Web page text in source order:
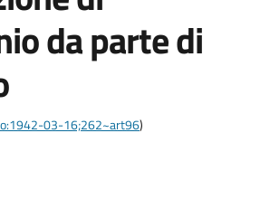
da parte di
03-16;262~art96)